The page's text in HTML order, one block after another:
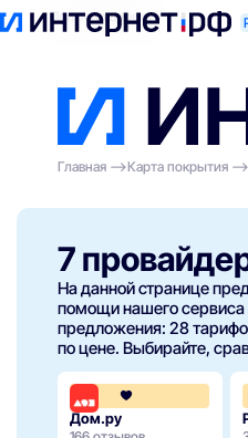
Поиск по адресу
Главная
Карта покрытия
7
На данной странице
помощи нашего сервиса
предложения: 28
по цене. Выбирайте,
Дом.ру